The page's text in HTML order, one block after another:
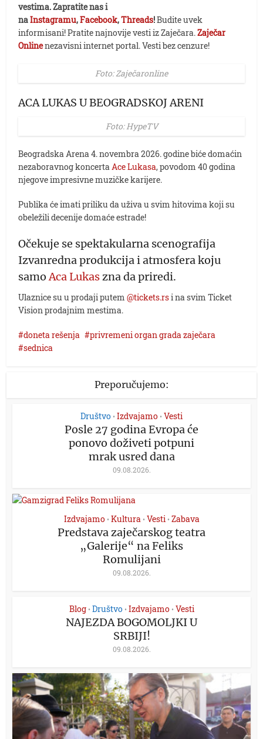
vestima. Zapratite nas i
naInstagramu,Facebook,Threads!Budite uvek
informisani! Pratite najnovije vesti iz Zaječara.Zaječar
Onlinenezavisni internet portal. Vesti bez cenzure!
Foto: Zaječaronline
ACA LUKAS U BEOGRADSKOJ ARENI
Foto: HypeTV
Beogradska Arena 4. novembra 2026. godine biće domaćin
nezaboravnog koncertaAce Lukasa, povodom 40 godina
njegove impresivne muzičke karijere.
Publika će imati priliku da uživa u svim hitovima koji su
obeležili decenije domaće estrade!
Očekuje se spektakularna scenografija
Izvanredna produkcija i atmosfera koju
samoAca Lukaszna da priredi.
Ulaznice su u prodaji putem@tickets.rsi na svim Ticket
Vision prodajnim mestima.
doneta rešenja
privremeni organ grada zaječara
sednica
Preporučujemo:
Društvo • Izdvajamo • Vesti
Posle 27 godina Evropa će
ponovo doživeti potpuni
mrak usred dana
09.08.2026.
Izdvajamo • Kultura • Vesti • Zabava
Predstava zaječarskog teatra
„Galerije“ na Feliks
Romulijani
09.08.2026.
Blog • Društvo • Izdvajamo • Vesti
NAJEZDA BOGOMOLJKI U
SRBIJI!
09.08.2026.